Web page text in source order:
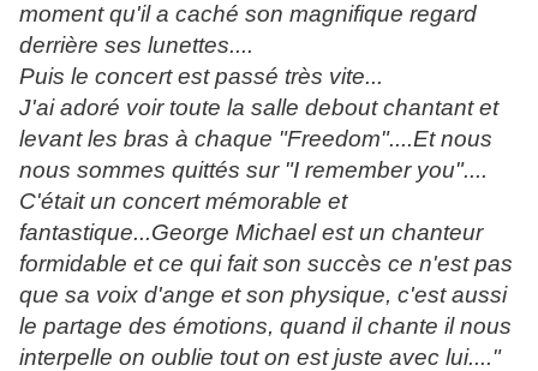
moment qu'il a caché son magnifique regard
derrière ses lunettes....
Puis le concert est passé très vite...
J'ai adoré voir toute la salle debout chantant et
levant les bras à chaque "Freedom"....Et nous
nous sommes quittés sur "I remember you"....
C'était un concert mémorable et
fantastique...George Michael est un chanteur
formidable et ce qui fait son succès ce n'est pas
que sa voix d'ange et son physique, c'est aussi
le partage des émotions, quand il chante il nous
interpelle on oublie tout on est juste avec lui...."